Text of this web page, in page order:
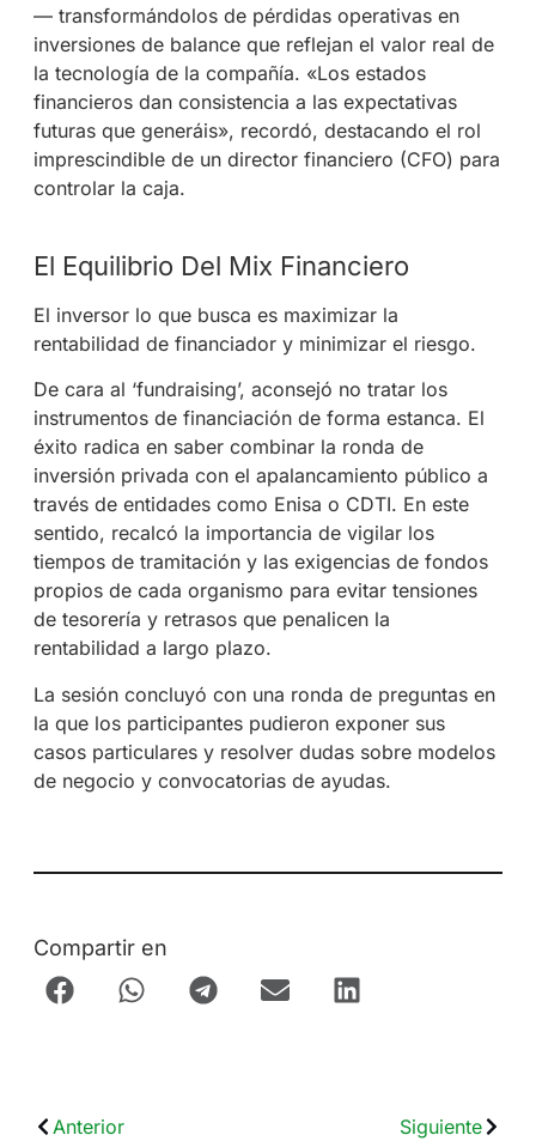
— transformándolos de pérdidas operativas en
inversiones de balance que reflejan el valor real de
la tecnología de la compañía. «Los estados
financieros dan consistencia a las expectativas
futuras que generáis», recordó, destacando el rol
imprescindible de un director financiero (CFO) para
controlar la caja.
El Equilibrio Del Mix Financiero
El inversor lo que busca es maximizar la
rentabilidad de financiador y minimizar el riesgo.
De cara al ‘fundraising’, aconsejó no tratar los
instrumentos de financiación de forma estanca. El
éxito radica en saber combinar la ronda de
inversión privada con el apalancamiento público a
través de entidades como Enisa o CDTI. En este
sentido, recalcó la importancia de vigilar los
tiempos de tramitación y las exigencias de fondos
propios de cada organismo para evitar tensiones
de tesorería y retrasos que penalicen la
rentabilidad a largo plazo.
La sesión concluyó con una ronda de preguntas en
la que los participantes pudieron exponer sus
casos particulares y resolver dudas sobre modelos
de negocio y convocatorias de ayudas.
Compartir en
Anterior Siguiente